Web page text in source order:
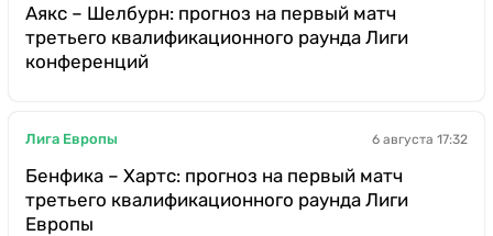
Аякс – Шелбурн: прогноз на первый матч
третьего квалификационного раунда Лиги
конференций
Лига Европы 6 августа 17:32
Бенфика – Хартс: прогноз на первый матч
третьего квалификационного раунда Лиги
Европы